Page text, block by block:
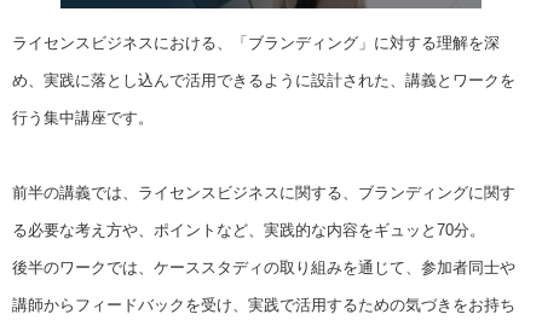
ライセンスビジネスにおける、「ブランディング」に対する理解を深
め、実践に落とし込んで活用できるように設計された、講義とワークを
行う集中講座です。
前半の講義では、ライセンスビジネスに関する、ブランディングに関す
る必要な考え方や、ポイントなど、実践的な内容をギュッと70分。
後半のワークでは、ケーススタディの取り組みを通じて、参加者同士や
講師からフィードバックを受け、実践で活用するための気づきをお持ち